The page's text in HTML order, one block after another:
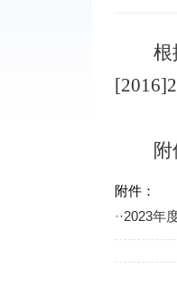
根
附件：
··2023年